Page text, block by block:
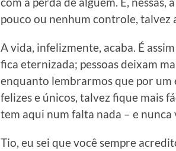
pouco ou nenhum controle, talvez
A vida, infelizmente, acaba. É
fica eternizada; pessoas deixam
enquanto lembrarmos que por um
felizes e únicos, talvez fique mais
tem aqui num falta nada – e nunca
Tio, eu sei que você sempre